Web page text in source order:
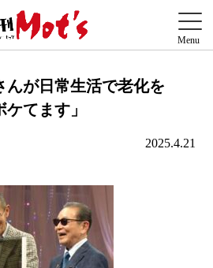
んが日常生活で老化を
てます」
2025.4.21